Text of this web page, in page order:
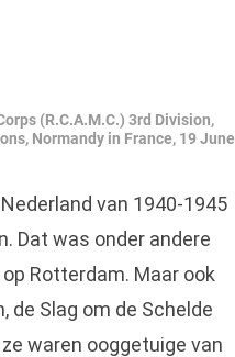
(R.C.A.M.C.) 3rd Division,
Normandy in France, 19 June
van 1940-1945
Dat was onder andere
Rotterdam. Maar ook
de Slag om de Schelde
waren ooggetuige van